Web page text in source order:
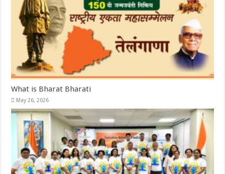
What is Bharat Bharati
May 26, 2026